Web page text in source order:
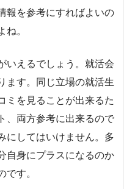
報を参考にすればよいの
ね。
いえるでしょう。就活会
ます。同じ立場の就活生
ミを見ることが出来るた
、両方参考に出来るので
にしてはいけません。多
自身にプラスになるのか
です。